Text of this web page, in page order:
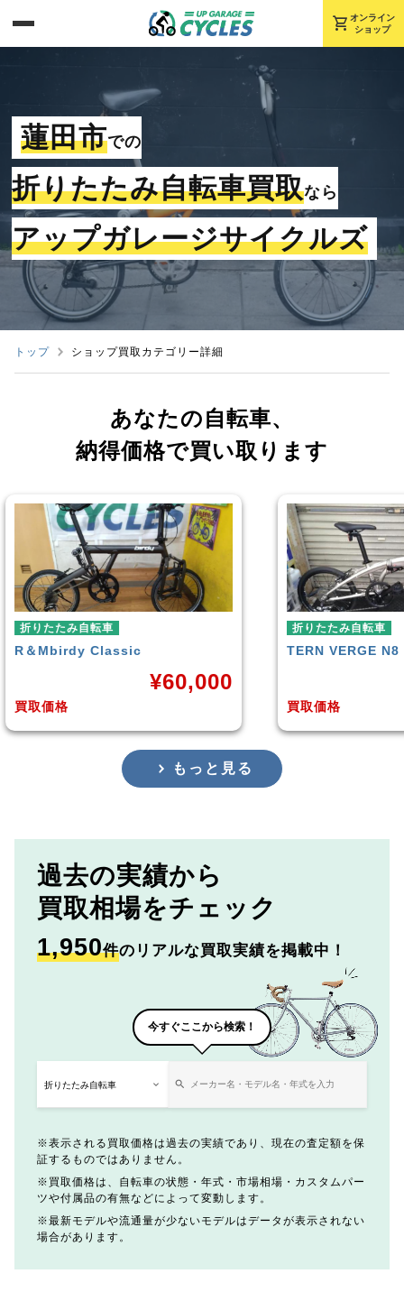
shopping_cart オンライン
ショップ
蓮田市での
折りたたみ自転車買取なら
アップガレージサイクルズ
トップ ショップ買取カテゴリー詳細
あなたの自転車、
納得価格で買い取ります
折りたたみ自転車
TERNVERGE N8
¥
折り
もっと見る
過去の実績から
買取相場をチェック
1,950件のリアルな買取実績を掲載中！
今すぐここから検索！
表示される買取価格は過去の実績であり、現在の査定額を保
証するものではありません。
買取価格は、自転車の状態・年式・市場相場・カスタムパー
ツや付属品の有無などによって変動します。
最新モデルや流通量が少ないモデルはデータが表示されない
場合があります。